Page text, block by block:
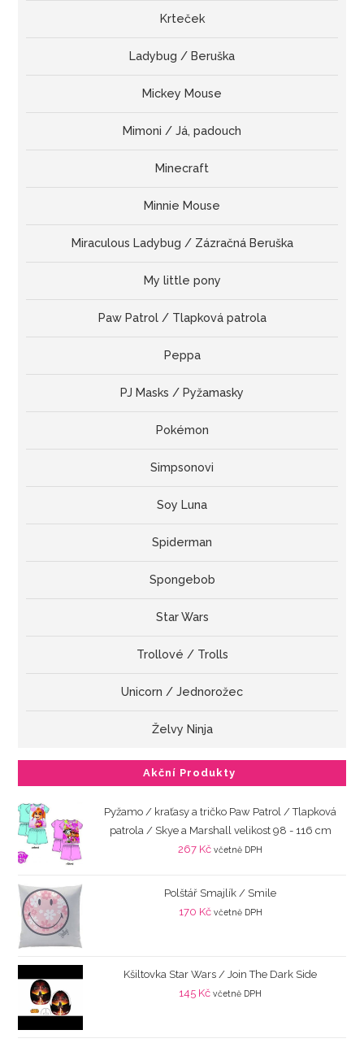
Krteček
Ladybug / Beruška
Mickey Mouse
Mimoni / Já, padouch
Minecraft
Minnie Mouse
Miraculous Ladybug / Zázračná Beruška
My little pony
Paw Patrol / Tlapková patrola
Peppa
PJ Masks / Pyžamasky
Pokémon
Simpsonovi
Soy Luna
Spiderman
Spongebob
Star Wars
Trollové / Trolls
Unicorn / Jednorožec
Želvy Ninja
Akční Produkty
Pyžamo / kraťasy a tričko Paw Patrol / Tlapková
patrola / Skye a Marshall velikost 98 - 116 cm
267 Kč včetně DPH
Polštář Smajlík / Smile
170 Kč včetně DPH
Kšiltovka Star Wars / Join The Dark Side
145 Kč včetně DPH